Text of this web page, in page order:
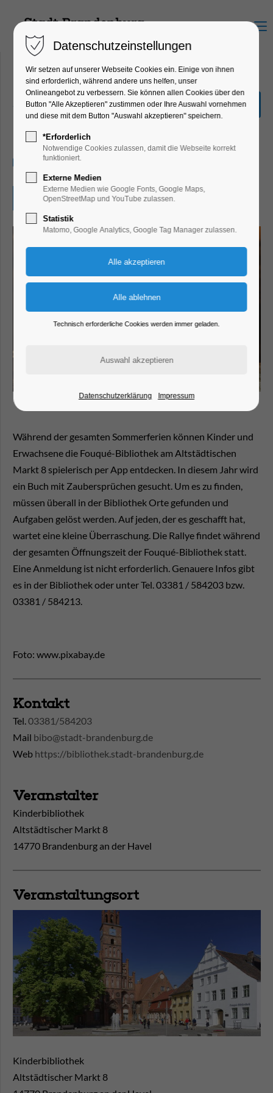
Menu
„Finde das Zauberbuch“
Ferienkalender, Kinder, Jugend, Mitmach-
Aktion
23.08.2024, 10:00–17:00
Eintritt frei
Während der gesamten Sommerferien können Kinder und
Erwachsene die Fouqué-Bibliothek am Altstädtischen
Markt 8 spielerisch per App entdecken. In diesem Jahr wird
ein Buch mit Zaubersprüchen gesucht. Um es zu finden,
müssen überall in der Bibliothek Orte gefunden und
Aufgaben gelöst werden. Auf jeden, der es geschafft hat,
wartet eine kleine Überraschung. Die Rallye findet während
der gesamten Öffnungszeit der Fouqué-Bibliothek statt.
Eine Anmeldung ist nicht erforderlich. Genauere Infos gibt
es in der Bibliothek oder unter Tel. 03381 / 584203 bzw.
03381 / 584213.
Foto: www.pixabay.de
Kontakt
Tel.03381/584203
Mail bibo@stadt-brandenburg.de
Web https://bibliothek.stadt-brandenburg.de
Veranstalter
Kinderbibliothek
Altstädtischer Markt 8
14770 Brandenburg an der Havel
Veranstaltungsort
Kinderbibliothek
Altstädtischer Markt 8
Datenschutzeinstellungen
Wir setzen auf unserer Webseite Cookies ein. Einige von ihnen
sind erforderlich, während andere uns helfen, unser
Onlineangebot zu verbessern. Sie können allen Cookies über den
Button "Alle Akzeptieren" zustimmen oder Ihre Auswahl vornehmen
und diese mit dem Button "Auswahl akzeptieren" speichern.
*Erforderlich
Notwendige Cookies zulassen, damit die Webseite korrekt
funktioniert.
Externe Medien
Externe Medien wie Google Fonts, Google Maps,
OpenStreetMap und YouTube zulassen.
Statistik
Matomo, Google Analytics, Google Tag Manager zulassen.
Technisch erforderliche Cookies werden immer geladen.
Datenschutzerklärung Impressum